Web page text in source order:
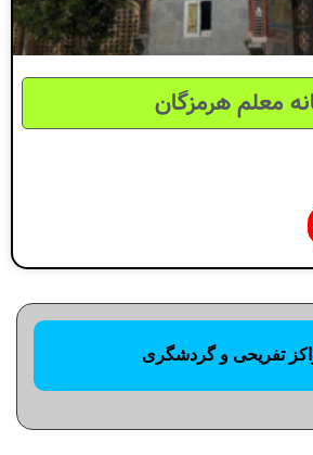
معلم هرمزگان
تفریحی و گردشگری